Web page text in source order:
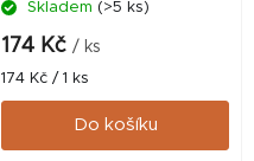
Skladem (>5 ks)
174 Kč / ks
Měrná
cena:
174 Kč / 1 ks
Do košíku